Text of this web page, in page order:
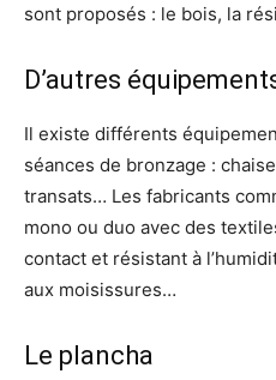
sont proposés : le bois, la
D’autres
Il existe différents
séances de bronzage :
transats… Les fabricants
mono ou duo avec des
contact et résistant à
aux moisissures…
Le plancha